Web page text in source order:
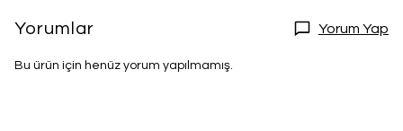
Yorumlar Yorum Yap
Bu ürün için henüz yorum yapılmamış.